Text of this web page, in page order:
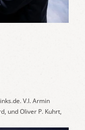
V.l. Armin
und Oliver P. Kuhrt,